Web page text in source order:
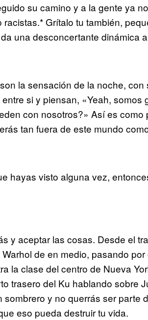
su camino y a la gente ya
Grítalo tu también,
una desconcertante dinámica
la sensación de la noche, con
si y piensan, «Yeah, somos
con nosotros?» Así es como
tan fuera de este mundo
hayas visto alguna vez,
y aceptar las cosas. Desde el
de en medio, pasando
la clase del centro de Nueva
trasero del Ku hablando sobre
y no querrás ser parte
eso pueda destruir tu vida.